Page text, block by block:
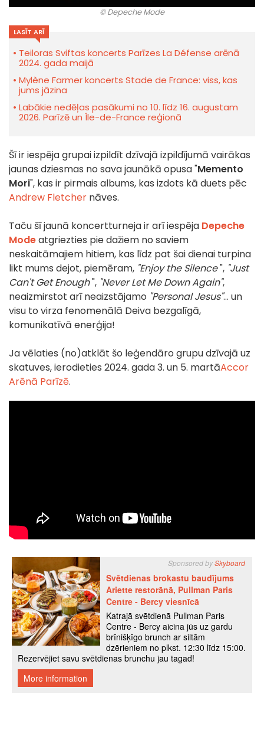
© Depeche Mode
LASĪT ARĪ
Teiloras Sviftas koncerts Parīzes La Défense arēnā
2024. gada maijā
Mylène Farmer koncerts Stade de France: viss, kas
jums jāzina
Labākie nedēļas pasākumi no 10. līdz 16. augustam
2026. Parīzē un Île-de-France reģionā
Šī ir iespēja grupai izpildīt dzīvajā izpildījumā vairākas
jaunas dziesmas no sava jaunākā opusa "Memento
Mori", kas ir pirmais albums, kas izdots kā duets pēc
Andrew Fletcher nāves.
Taču šī jaunā koncertturneja ir arī iespēja Depeche
Modeatgriezties pie dažiem no saviem
neskaitāmajiem hitiem, kas līdz pat šai dienai turpina
likt mums dejot, piemēram, "Enjoy the Silence", "Just
Can't Get Enough", "Never Let Me Down Again",
neaizmirstot arī neaizstājamo "Personal Jesus"... un
visu to virza fenomenālā Deiva bezgalīgā,
komunikatīvā enerģija!
Ja vēlaties (no)atklāt šo leģendāro grupu dzīvajā uz
skatuves, ierodieties 2024. gada 3. un 5. martāAccor
Arēnā Parīzē.